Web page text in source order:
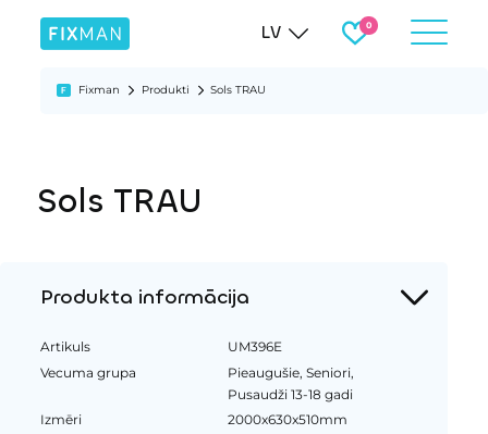
LV
Fixman Produkti Sols TRAU
Sols TRAU
Produkta informācija
Artikuls
UM396E
Vecuma grupa
Pieaugušie, Seniori,
Pusaudži 13-18 gadi
Izmēri
2000x630x510mm